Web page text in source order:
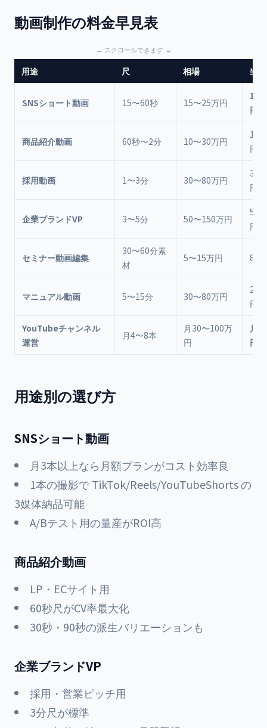
動画制作の料金早見表
用途 尺 相場 当
SNSショート動画 15〜60秒 15〜25万円
円〜
商品紹介動画 60秒〜2分 10〜30万円
円〜
採用動画 1〜3分 30〜80万円
円〜
企業ブランドVP 3〜5分 50〜150万円
円〜
セミナー動画編集
30〜60分素
材
5〜15万円
マニュアル動画 5〜15分 30〜80万円
円〜
YouTubeチャンネル
運営
月4〜8本
月30〜100万
円
月
円
用途別の選び方
SNSショート動画
月3本以上なら月額プランがコスト効率良
1本の撮影で TikTok/Reels/YouTubeShorts の
3媒体納品可能
A/Bテスト用の量産がROI高
商品紹介動画
LP・ECサイト用
60秒尺がCV率最大化
30秒・90秒の派生バリエーションも
企業ブランドVP
採用・営業ピッチ用
3分尺が標準